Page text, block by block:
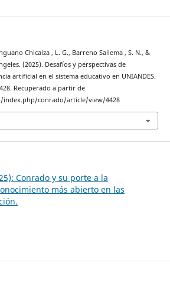
Chicaiza , L. G., Barreno Sailema , S. N., &
(2025). Desafíos y perspectivas de
artificial en el sistema educativo en UNIANDES.
Recuperado a partir de
index.php/conrado/article/view/4428
Conrado y su porte a la
más abierto en las